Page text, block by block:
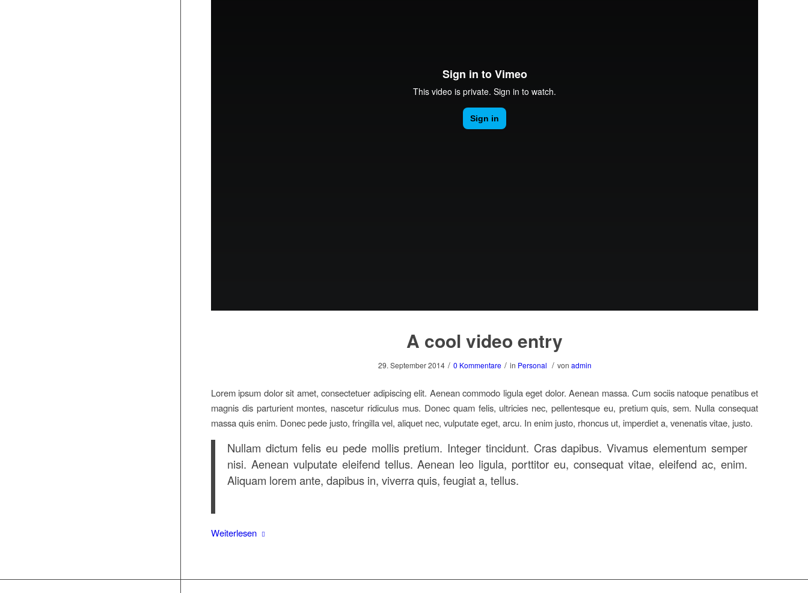
A cool video entry
29. September 2014 / 0 Kommentare / in Personal / von admin
Lorem ipsum dolor sit amet, consectetuer adipiscing elit. Aenean commodo ligula eget dolor. Aenean massa. Cum sociis natoque penatibus et
magnis dis parturient montes, nascetur ridiculus mus. Donec quam felis, ultricies nec, pellentesque eu, pretium quis, sem. Nulla consequat
massa quis enim. Donec pede justo, fringilla vel, aliquet nec, vulputate eget, arcu. In enim justo, rhoncus ut, imperdiet a, venenatis vitae, justo.
Nullam dictum felis eu pede mollis pretium. Integer tincidunt. Cras dapibus. Vivamus elementum semper
nisi. Aenean vulputate eleifend tellus. Aenean leo ligula, porttitor eu, consequat vitae, eleifend ac, enim.
Aliquam lorem ante, dapibus in, viverra quis, feugiat a, tellus.
Weiterlesen